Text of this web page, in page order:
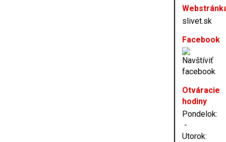
slivet.sk
Facebook
Otváracie
hodiny
Pondelok:
-
Utorok: